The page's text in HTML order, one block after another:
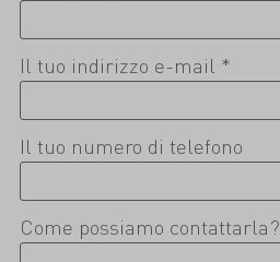
Il tuo indirizzo e-mail *
Il tuo numero di telefono
Come possiamo contattarla?